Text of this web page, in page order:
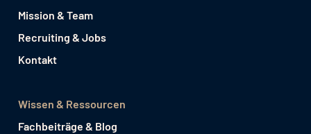
Mission & Team
Recruiting & Jobs
Kontakt
Wissen & Ressourcen
Fachbeiträge & Blog